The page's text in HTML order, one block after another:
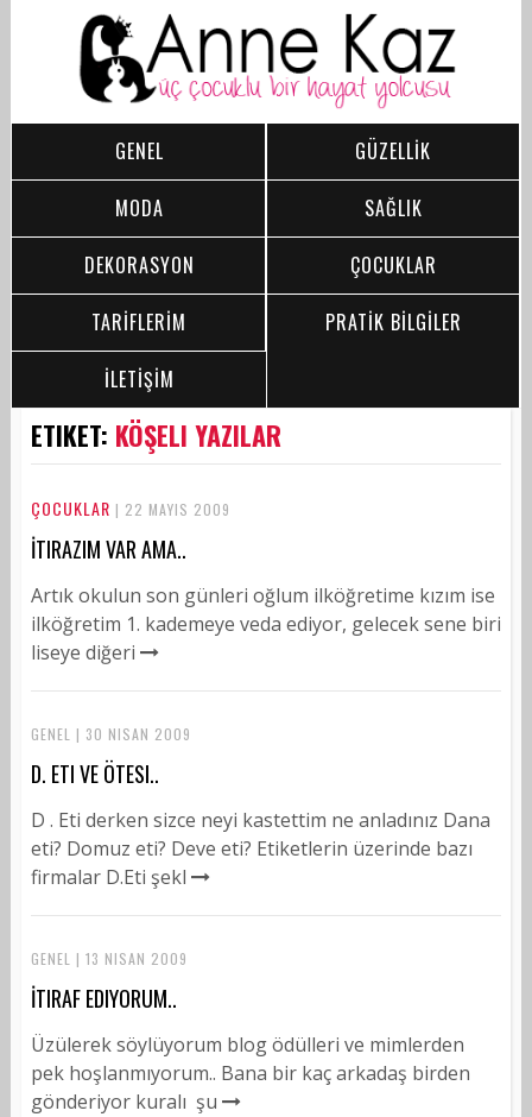
GENEL
GÜZELLİK
MODA
SAĞLIK
DEKORASYON
ÇOCUKLAR
TARİFLERİM
PRATİK BİLGİLER
İLETİŞİM
ETIKET: KÖŞELI YAZILAR
ÇOCUKLAR | 22 MAYIS 2009
İTIRAZIM VAR AMA..
Artık okulun son günleri oğlum ilköğretime kızım ise
ilköğretim 1. kademeye veda ediyor, gelecek sene biri
liseye diğeri
GENEL | 30 NISAN 2009
D. ETI VE ÖTESI..
D . Eti derken sizce neyi kastettim ne anladınız Dana
eti? Domuz eti? Deve eti? Etiketlerin üzerinde bazı
firmalar D.Eti şekl
GENEL | 13 NISAN 2009
İTIRAF EDIYORUM..
Üzülerek söylüyorum blog ödülleri ve mimlerden
pek hoşlanmıyorum.. Bana bir kaç arkadaş birden
gönderiyor kuralı şu